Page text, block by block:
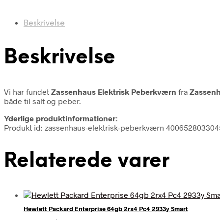
Beskrivelse
Beskrivelse
Vi har fundet Zassenhaus Elektrisk Peberkværn fra
både til salt og peber.
Yderlige produktinformationer:
Produkt id: zassenhaus-elektrisk-peberkværn
Relaterede varer
Hewlett Packard Enterprise 64gb 2rx4 Pc4 2933y Smart